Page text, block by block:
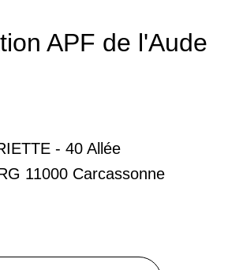
APF de l'Aude
- 40 Allée
11000 Carcassonne